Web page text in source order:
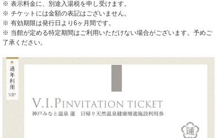
※ 表示料金に、別途入湯税を申し受けます。
※ チケットには金額の表記はございません。
※ 有効期限は発行日より6ヶ月間です。
※ 当館が定める特定期間はご利用いただけない場合がございます。予めご
了承ください。